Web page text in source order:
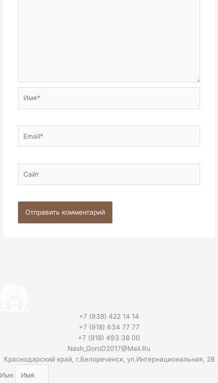
+7 (938) 422 14 14
+7 (918) 634 77 77
+7 (918) 493 38 00
Nash_GoroD2017@Mail.Ru
Краснодарский край, г.Белореченск, ул.Интернациональная, 28
Имя